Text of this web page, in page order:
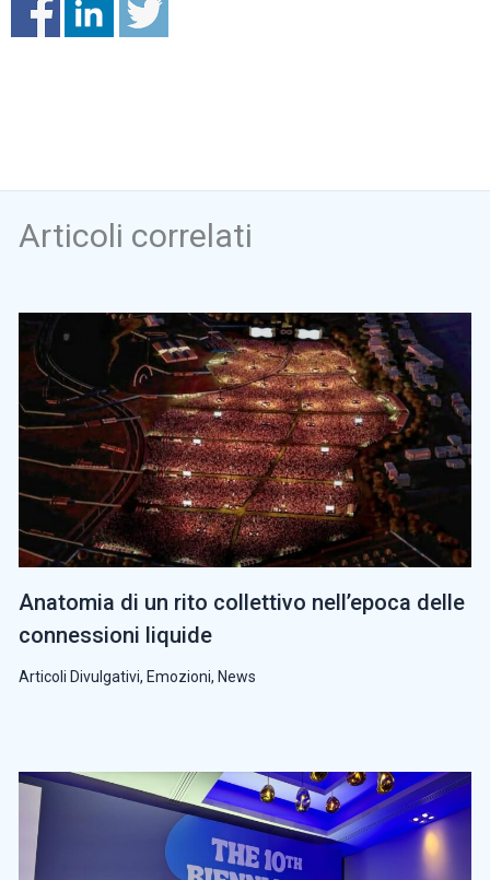
Articoli correlati
Anatomia di un rito collettivo nell’epoca delle
connessioni liquide
Articoli Divulgativi, Emozioni, News